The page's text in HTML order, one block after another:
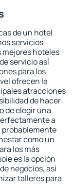
de un hotel
servicios
mejores hoteles
servicio así
para los
ofrecen la
atracciones
de hacer
de elegir una
a
probablemente
como un
los más
es la opción
negocios, así
talleres para